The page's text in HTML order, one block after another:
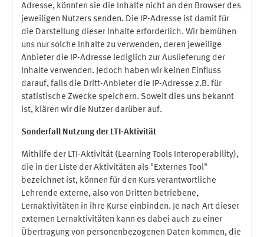
Adresse, könnten sie die Inhalte nicht an den Browser des
jeweiligen Nutzers senden. Die IP-Adresse ist damit für
die Darstellung dieser Inhalte erforderlich. Wir bemühen
uns nur solche Inhalte zu verwenden, deren jeweilige
Anbieter die IP-Adresse lediglich zur Auslieferung der
Inhalte verwenden. Jedoch haben wir keinen Einfluss
darauf, falls die Dritt-Anbieter die IP-Adresse z.B. für
statistische Zwecke speichern. Soweit dies uns bekannt
ist, klären wir die Nutzer darüber auf.
Sonderfall Nutzung der LTI-Aktivität
Mithilfe der LTI-Aktivität (Learning Tools Interoperability),
die in der Liste der Aktivitäten als "Externes Tool"
bezeichnet ist, können für den Kurs verantwortliche
Lehrende externe, also von Dritten betriebene,
Lernaktivitäten in ihre Kurse einbinden. Je nach Art dieser
externen Lernaktivitäten kann es dabei auch zu einer
Übertragung von personenbezogenen Daten kommen, die